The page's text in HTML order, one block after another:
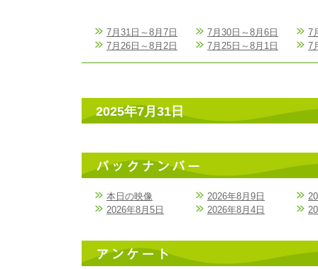
7月31日～8月7日 7月30日～8月6日
7
7月26日～8月2日
7月25日～8月1日 7
2025年7月31日
本日の映像 2026年8月9日
2026年8月5日
2026年8月4日